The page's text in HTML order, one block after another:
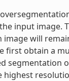
input image.
will
first obtain a
segmentation